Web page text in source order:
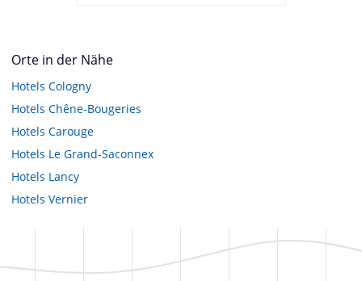
Orte in der Nähe
Hotels Cologny
Hotels Chêne-Bougeries
Hotels Carouge
Hotels Le Grand-Saconnex
Hotels Lancy
Hotels Vernier